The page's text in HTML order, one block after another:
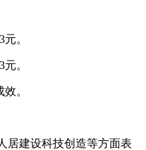
。
。
。
居建设科技创造等方面表